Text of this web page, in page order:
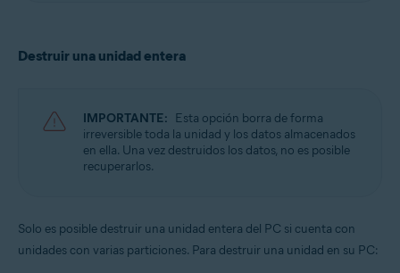
Destruir una unidad entera
IMPORTANTE: Esta opción borra de forma
irreversible toda la unidad y los datos almacenados
en ella. Una vez destruidos los datos, no es posible
recuperarlos.
Solo es posible destruir una unidad entera del PC si cuenta con
unidades con varias particiones. Para destruir una unidad en su PC: